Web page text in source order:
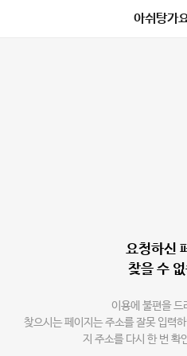
아쉬탕가
요청하신
찾을 수
이용에 불편을 드
찾으시는 페이지는 주소를 잘못 입력
지 주소를 다시 한 번 확